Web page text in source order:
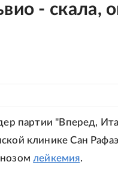
- скала,
партии "Вперед,
клинике Сан
лейкемия.